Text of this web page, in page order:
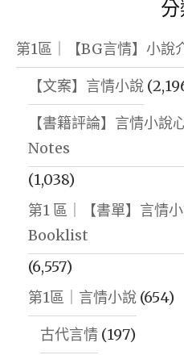
第1區｜【BG言情】小說
【文案】言情小說
【書籍評論】言情小
Notes
(1,038)
第1 區｜【書單】言情
Booklist
(6,557)
第1區｜言情小說 (654)
古代言情 (197)